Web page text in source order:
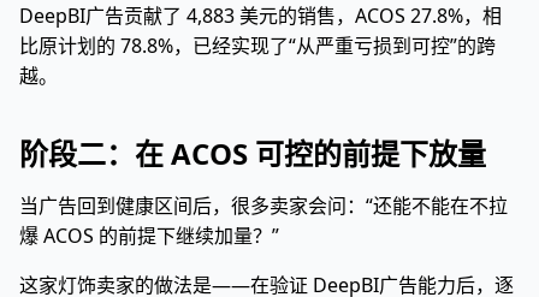
DeepBI广告贡献了 4,883 美元的销售，ACOS 27.8%，相
比原计划的 78.8%，已经实现了“从严重亏损到可控”的跨
越。
阶段二：在 ACOS 可控的前提下放量
当广告回到健康区间后，很多卖家会问：“还能不能在不拉
爆 ACOS 的前提下继续加量？”
这家灯饰卖家的做法是——在验证 DeepBI广告能力后，逐